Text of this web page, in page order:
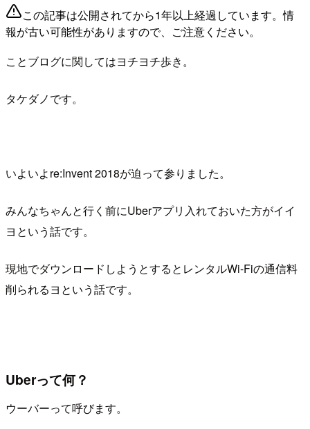
この記事は公開されてから1年以上経過しています。情
報が古い可能性がありますので、ご注意ください。
ことブログに関してはヨチヨチ歩き。
タケダノです。
いよいよre:Invent 2018が迫って参りました。
みんなちゃんと行く前にUberアプリ入れておいた方がイイ
ヨという話です。
現地でダウンロードしようとするとレンタルWi-Fiの通信料
削られるヨという話です。
Uberって何？
ウーバーって呼びます。